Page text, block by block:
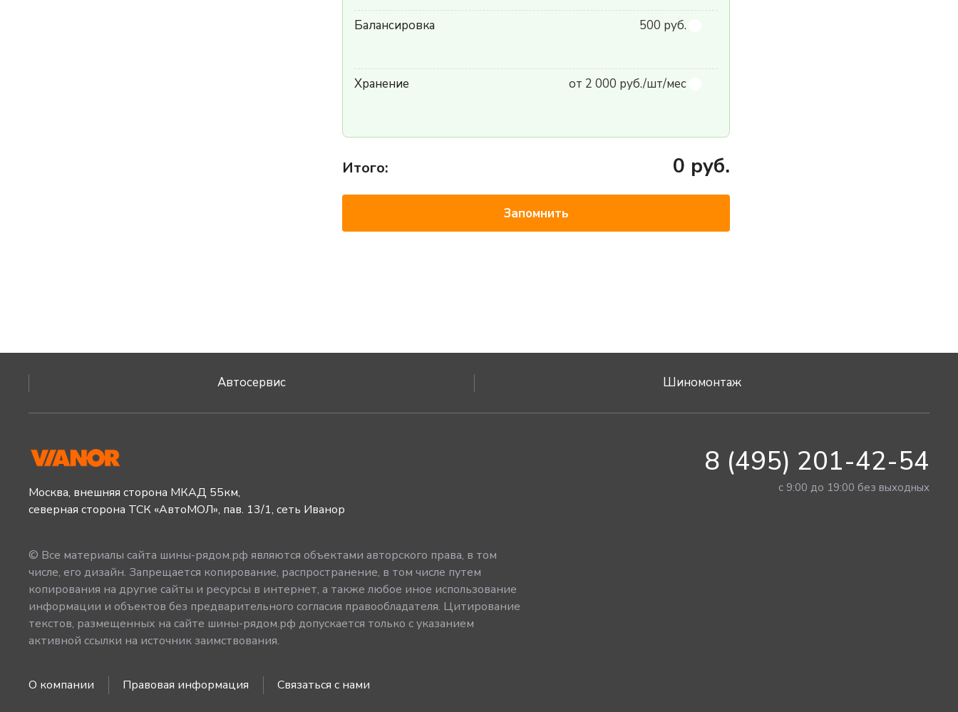
Балансировка 500 руб.
Хранение от 2 000 руб./шт/мес
Итого: 0 руб.
Запомнить
Автосервис Шиномонтаж
Москва, внешняя сторона МКАД 55км,
северная сторона ТСК «АвтоМОЛ», пав. 13/1, сеть Иванор
8 (495) 201-42-54
с 9:00 до 19:00 без выходных
© Все материалы сайта шины-рядом.рф являются объектами авторского права, в том
числе, его дизайн. Запрещается копирование, распространение, в том числе путем
копирования на другие сайты и ресурсы в интернет, а также любое иное использование
информации и объектов без предварительного согласия правообладателя. Цитирование
текстов, размещенных на сайте шины-рядом.рф допускается только с указанием
активной ссылки на источник заимствования.
О компании Правовая информация Связаться с нами